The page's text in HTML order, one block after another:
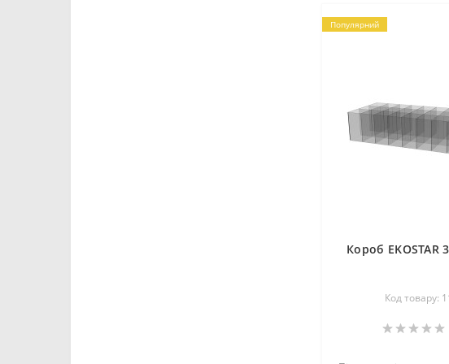
Популярний
Короб EKOSTAR
Код товару: